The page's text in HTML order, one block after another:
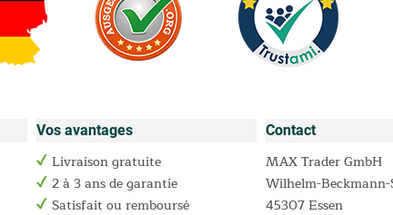
Vos avantages
Livraison gratuite
2 à 3 ans de garantie
Satisfait ou remboursé
Contact
MAX Trader GmbH
Wilhelm-Beckmann-
45307 Essen